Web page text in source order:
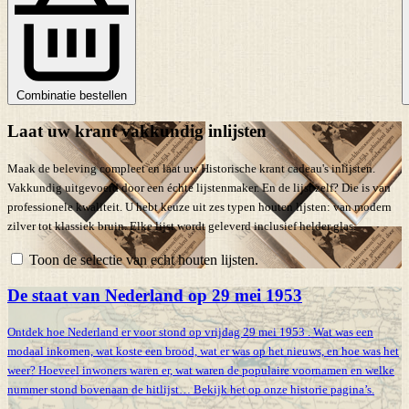
Combinatie bestellen
Laat uw krant vakkundig inlijsten
Maak de beleving compleet en laat uw Historische krant cadeau's inlijsten.
Vakkundig uitgevoerd door een échte lijstenmaker. En de lijst zelf? Die is van
professionele kwaliteit. U hebt keuze uit zes typen houten lijsten: van modern
zilver tot klassiek bruin. Elke lijst wordt geleverd inclusief helder glas.
Toon de selectie van echt houten lijsten.
De staat van Nederland op 29 mei 1953
Ontdek hoe Nederland er voor stond op vrijdag 29 mei 1953 . Wat was een
modaal inkomen, wat koste een brood, wat er was op het nieuws, en hoe was het
weer? Hoeveel inwoners waren er, wat waren de populaire voornamen en welke
nummer stond bovenaan de hitlijst… Bekijk het op onze historie pagina’s.